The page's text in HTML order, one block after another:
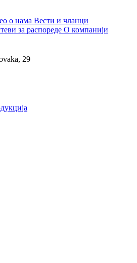
о нама Вести и чланци
за распореде О компанији
29